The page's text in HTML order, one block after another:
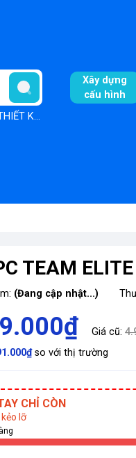
KẾ
Xây dựng
cấu hình
TEAM
(Đang cập nhật...)
Giá cũ:
so với thị trường
CHỈ CÒN
lỡ